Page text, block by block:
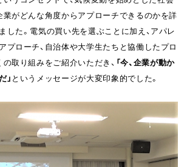
業がどんな角度からアプローチできるのかを詳
した。電気の買い先を選ぶことに加え、アパレ
プローチ、自治体や大学生たちと協働したプロ
取り組みをご紹介いただき、 「今、企業が動か
」 というメッセージが大変印象的でした。